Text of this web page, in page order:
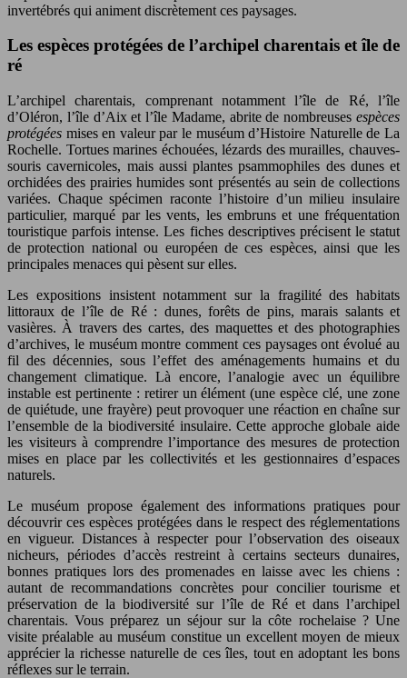
invertébrés qui animent discrètement ces paysages.
Les espèces protégées de l’archipel charentais et île de
ré
L’archipel charentais, comprenant notamment l’île de Ré, l’île
d’Oléron, l’île d’Aix et l’île Madame, abrite de nombreuses espèces
protégées mises en valeur par le muséum d’Histoire Naturelle de La
Rochelle. Tortues marines échouées, lézards des murailles, chauves-
souris cavernicoles, mais aussi plantes psammophiles des dunes et
orchidées des prairies humides sont présentés au sein de collections
variées. Chaque spécimen raconte l’histoire d’un milieu insulaire
particulier, marqué par les vents, les embruns et une fréquentation
touristique parfois intense. Les fiches descriptives précisent le statut
de protection national ou européen de ces espèces, ainsi que les
principales menaces qui pèsent sur elles.
Les expositions insistent notamment sur la fragilité des habitats
littoraux de l’île de Ré : dunes, forêts de pins, marais salants et
vasières. À travers des cartes, des maquettes et des photographies
d’archives, le muséum montre comment ces paysages ont évolué au
fil des décennies, sous l’effet des aménagements humains et du
changement climatique. Là encore, l’analogie avec un équilibre
instable est pertinente : retirer un élément (une espèce clé, une zone
de quiétude, une frayère) peut provoquer une réaction en chaîne sur
l’ensemble de la biodiversité insulaire. Cette approche globale aide
les visiteurs à comprendre l’importance des mesures de protection
mises en place par les collectivités et les gestionnaires d’espaces
naturels.
Le muséum propose également des informations pratiques pour
découvrir ces espèces protégées dans le respect des réglementations
en vigueur. Distances à respecter pour l’observation des oiseaux
nicheurs, périodes d’accès restreint à certains secteurs dunaires,
bonnes pratiques lors des promenades en laisse avec les chiens :
autant de recommandations concrètes pour concilier tourisme et
préservation de la biodiversité sur l’île de Ré et dans l’archipel
charentais. Vous préparez un séjour sur la côte rochelaise ? Une
visite préalable au muséum constitue un excellent moyen de mieux
apprécier la richesse naturelle de ces îles, tout en adoptant les bons
réflexes sur le terrain.